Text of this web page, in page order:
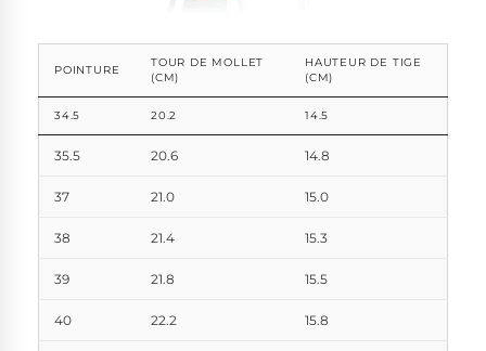
POINTURE
TOUR DE MOLLET
(CM)
HAUTEUR DE TIGE
(CM)
34.5 20.2 14.5
35.5 20.6 14.8
37 21.0 15.0
38 21.4 15.3
39 21.8 15.5
40 22.2 15.8